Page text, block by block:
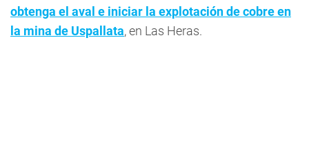
obtenga el aval e iniciar la explotación de cobre en
la mina de Uspallata, en Las Heras.